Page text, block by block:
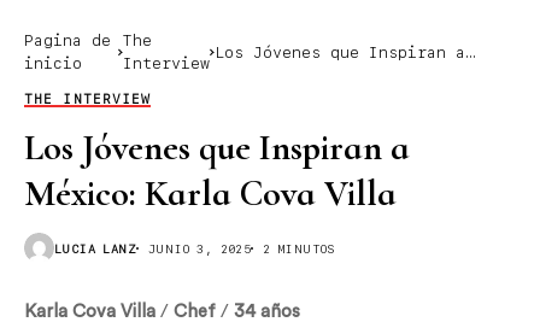
Pagina de
inicio
The
Interview
Los Jóvenes que Inspiran a
THE INTERVIEW
Los Jóvenes que Inspiran a
México: Karla Cova Villa
LUCIA LANZ JUNIO 3, 2025 2 MINUTOS
Karla Cova Villa / Chef / 34 años